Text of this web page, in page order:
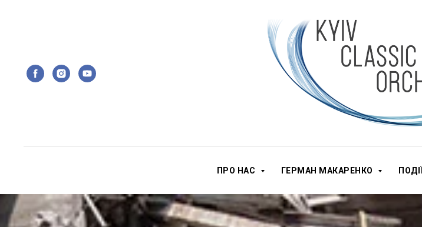
ПРО НАС ГЕРМАН МАКАРЕНКО ПОДІЇ